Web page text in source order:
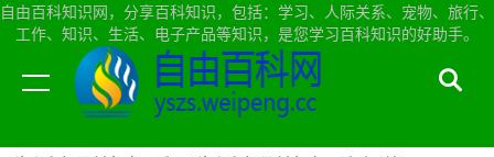
自由百科知识网，分享百科知识，包括：学习、人际关系、宠物、旅行、
工作、知识、生活、电子产品等知识，是您学习百科知识的好助手。
当前位置：自由百科知识网首页>生活